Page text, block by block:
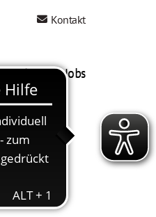
Kontakt
Mein AWO Jobs